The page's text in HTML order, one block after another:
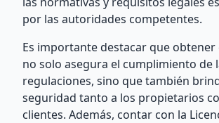
por las autoridades competentes.
Es importante destacar que obtener
no solo asegura el cumplimiento de
regulaciones, sino que también
seguridad tanto a los propietarios
clientes. Además, contar con la